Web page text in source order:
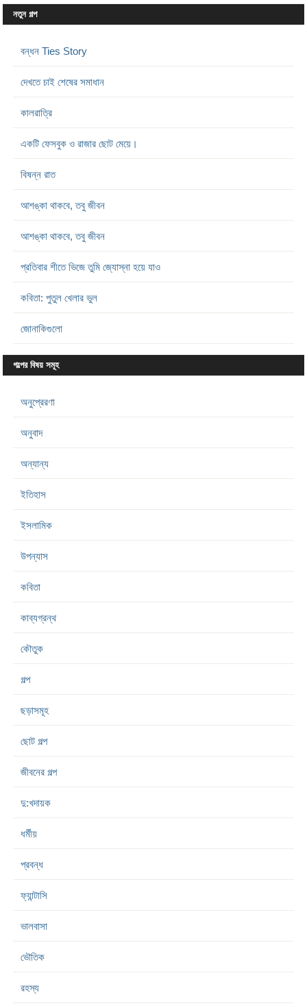
নতুন গল্প
বন্ধন Ties Story
দেখতে চাই শেষের সমাধান
কালরাত্রি
একটি ফেসবুক ও রাজার ছোট মেয়ে।
বিষন্ন রাত
আশঙ্কা থাকবে, তবু জীবন
আশঙ্কা থাকবে, তবু জীবন
প্রতিবার শীতে ভিজে তুমি জ্যোস্না হয়ে যাও
কবিতা: পুতুল খেলার ভুল
জোনাকিগুলো
গল্পের বিষয় সমূহ
অনুপ্রেরণা
অনুবাদ
অন্যান্য
ইতিহাস
ইসলামিক
উপন্যাস
কবিতা
কাব্যগ্রন্থ
কৌতুক
গল্প
ছড়াসমূহ
ছোট গল্প
জীবনের গল্প
দু:খদায়ক
ধর্মীয়
প্রবন্ধ
ফ্যান্টাসি
ভালবাসা
ভৌতিক
রহস্য